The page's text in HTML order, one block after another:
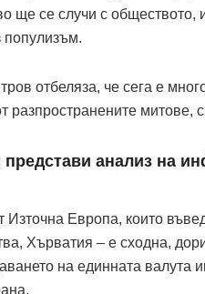
ще се случи с обществото,
популизъм.
отбеляза, че сега е
разпространените митове,
анализ на
Източна Европа, които
Хърватия – е сходна,
на единната валута